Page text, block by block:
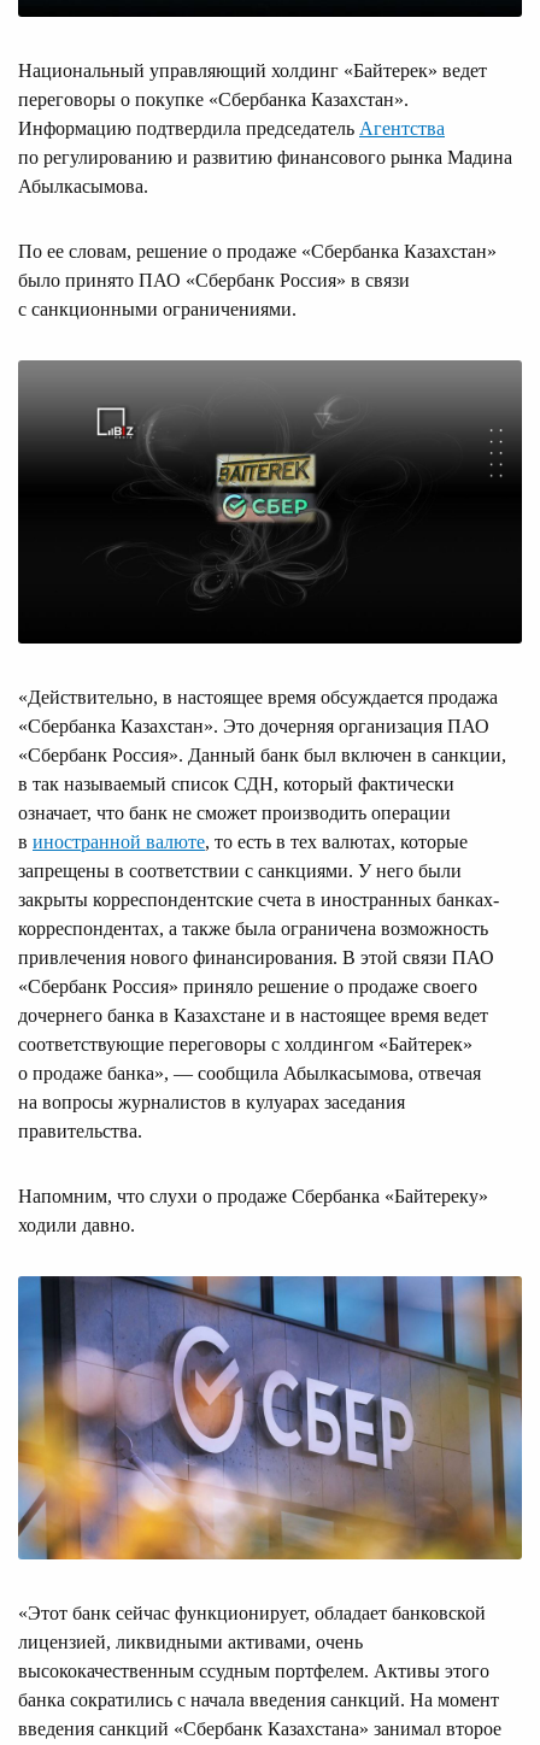
Национальный управляющий холдинг «Байтерек» ведет
переговоры о покупке «Сбербанка Казахстан».
Информацию подтвердила председатель Агентства
по регулированию и развитию финансового рынка Мадина
Абылкасымова.
По ее словам, решение о продаже «Сбербанка Казахстан»
было принято ПАО «Сбербанк Россия» в связи
с санкционными ограничениями.
«Действительно, в настоящее время обсуждается продажа
«Сбербанка Казахстан». Это дочерняя организация ПАО
«Сбербанк Россия». Данный банк был включен в санкции,
в так называемый список СДН, который фактически
означает, что банк не сможет производить операции
в иностранной валюте, то есть в тех валютах, которые
запрещены в соответствии с санкциями. У него были
закрыты корреспондентские счета в иностранных банках-
корреспондентах, а также была ограничена возможность
привлечения нового финансирования. В этой связи ПАО
«Сбербанк Россия» приняло решение о продаже своего
дочернего банка в Казахстане и в настоящее время ведет
соответствующие переговоры с холдингом «Байтерек»
о продаже банка», — сообщила Абылкасымова, отвечая
на вопросы журналистов в кулуарах заседания
правительства.
Напомним, что слухи о продаже Сбербанка «Байтереку»
ходили давно.
«Этот банк сейчас функционирует, обладает банковской
лицензией, ликвидными активами, очень
высококачественным ссудным портфелем. Активы этого
банка сократились с начала введения санкций. На момент
введения санкций «Сбербанк Казахстана» занимал второе